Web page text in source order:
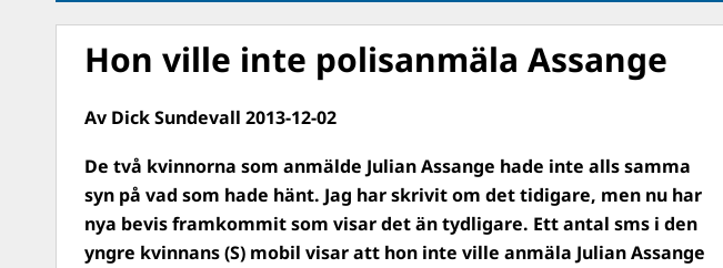
Hon ville inte polisanmäla Assange
Av Dick Sundevall 2013-12-02
De två kvinnorna som anmälde Julian Assange hade inte alls samma
syn på vad som hade hänt. Jag har skrivit om det tidigare, men nu har
nya bevis framkommit som visar det än tydligare. Ett antal sms i den
yngre kvinnans (S) mobil visar att hon inte ville anmäla Julian Assange